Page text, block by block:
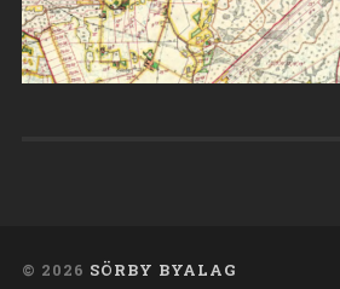
© 2026 SÖRBY BYALAG